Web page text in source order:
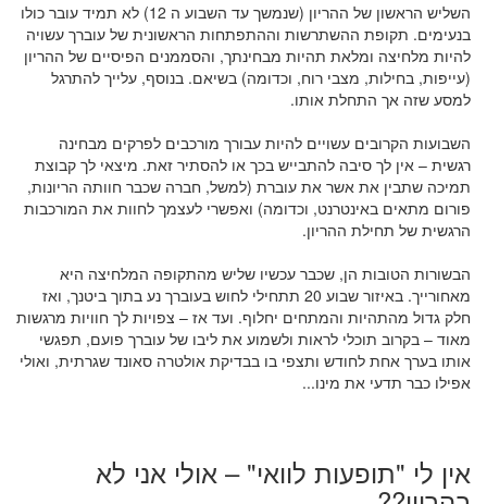
השליש הראשון של ההריון (שנמשך עד השבוע ה 12) לא תמיד עובר כולו
בנעימים. תקופת ההשתרשות וההתפתחות הראשונית של עוברך עשויה
להיות מלחיצה ומלאת תהיות מבחינתך, והסממנים הפיסיים של ההריון
(עייפות, בחילות, מצבי רוח, וכדומה) בשיאם. בנוסף, עלייך להתרגל
למסע שזה אך התחלת אותו.
השבועות הקרובים עשויים להיות עבורך מורכבים לפרקים מבחינה
רגשית – אין לך סיבה להתבייש בכך או להסתיר זאת. מיצאי לך קבוצת
תמיכה שתבין את אשר את עוברת (למשל, חברה שכבר חוותה הריונות,
פורום מתאים באינטרנט, וכדומה) ואפשרי לעצמך לחוות את המורכבות
הרגשית של תחילת ההריון.
הבשורות הטובות הן, שכבר עכשיו שליש מהתקופה המלחיצה היא
מאחורייך. באיזור שבוע 20 תתחילי לחוש בעוברך נע בתוך ביטנך, ואז
חלק גדול מהתהיות והמתחים יחלוף. ועד אז – צפויות לך חוויות מרגשות
מאוד – בקרוב תוכלי לראות ולשמוע את ליבו של עוברך פועם, תפגשי
אותו בערך אחת לחודש ותצפי בו בבדיקת אולטרה סאונד שגרתית, ואולי
אפילו כבר תדעי את מינו...
אין לי "תופעות לוואי" – אולי אני לא